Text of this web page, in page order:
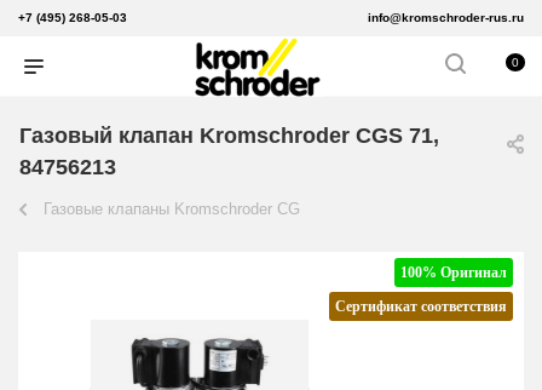
+7 (495) 268-05-03 info@kromschroder-rus.ru
0
Газовый клапан Kromschroder CGS 71,
84756213
Газовые клапаны Kromschroder CG
100% Оригинал
Сертификат соответствия